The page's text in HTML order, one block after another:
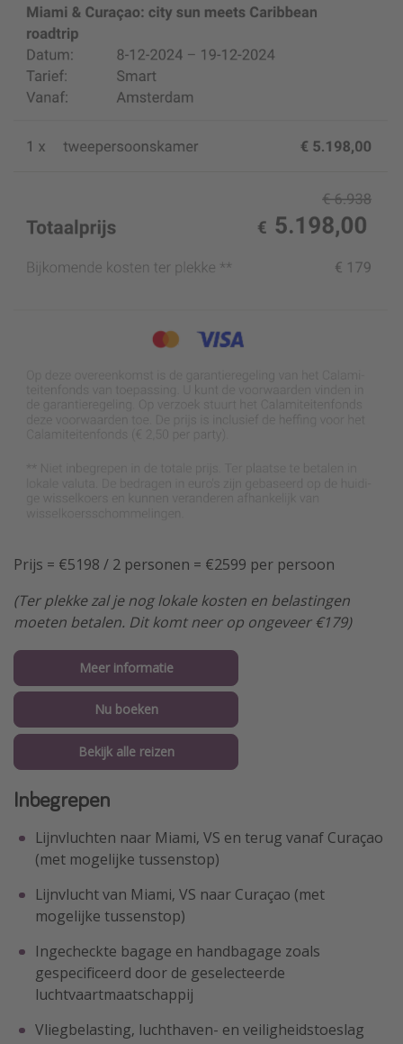
Prijs = €5198 / 2 personen = €2599 per persoon
(Ter plekke zal je nog lokale kosten en belastingen
moeten betalen. Dit komt neer op ongeveer €179)
Meer informatie
Nu boeken
Bekijk alle reizen
Inbegrepen
Lijnvluchten naar Miami, VS en terug vanaf Curaçao
(met mogelijke tussenstop)
Lijnvlucht van Miami, VS naar Curaçao (met
mogelijke tussenstop)
Ingecheckte bagage en handbagage zoals
gespecificeerd door de geselecteerde
luchtvaartmaatschappij
Vliegbelasting, luchthaven- en veiligheidstoeslag